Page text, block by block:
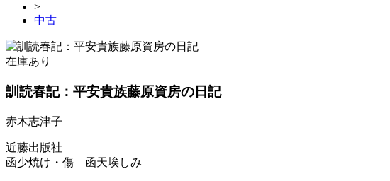
>
中古
在庫あり
訓読春記：平安貴族藤原資房の日記
赤木志津子
近藤出版社
函少焼け・傷 函天埃しみ